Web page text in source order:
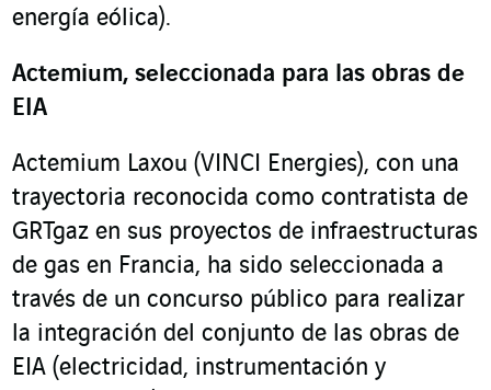
energía eólica).
Actemium, seleccionada para las obras de
EIA
Actemium Laxou (VINCI Energies), con una
trayectoria reconocida como contratista de
GRTgaz en sus proyectos de infraestructuras
de gas en Francia, ha sido seleccionada a
través de un concurso público para realizar
la integración del conjunto de las obras de
EIA (electricidad, instrumentación y